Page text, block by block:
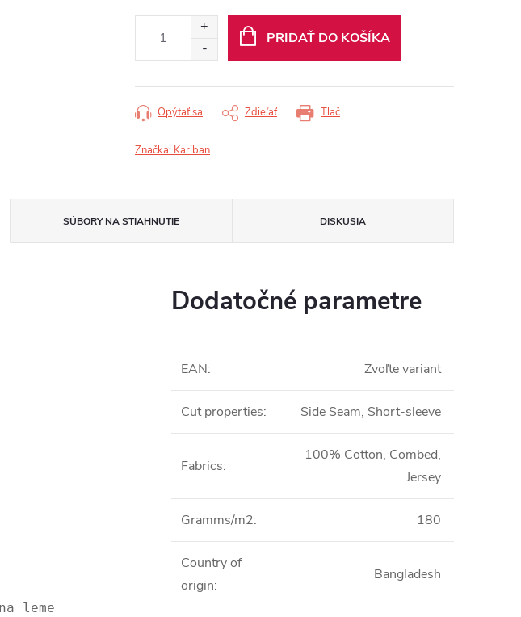
PRIDAŤ DO KOŠÍKA
Tlač
Opýtať sa Zdieľať
Značka: Kariban
SÚBORY NA STIAHNUTIE DISKUSIA
leme
Dodatočné parametre
EAN: Zvoľte variant
Cut properties: Side Seam, Short-sleeve
Fabrics:
100% Cotton, Combed,
Jersey
Gramms/m2: 180
Country of
origin:
Bangladesh